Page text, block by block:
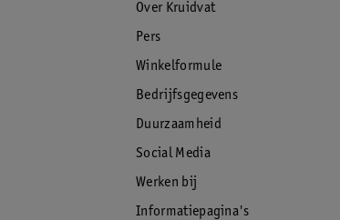
Over Kruidvat
Pers
Winkelformule
Bedrijfsgegevens
Duurzaamheid
Social Media
Werken bij
Informatiepagina's